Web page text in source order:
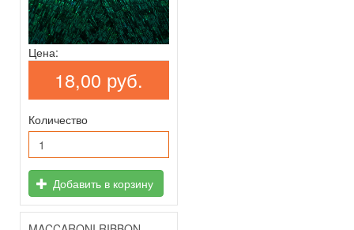
Цена:
18,00 руб.
Количество
Добавить в корзину